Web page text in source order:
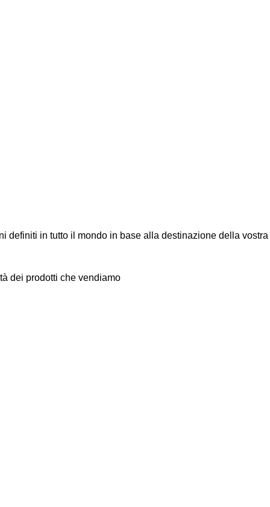
definiti in tutto il mondo in base alla destinazione della
dei prodotti che vendiamo